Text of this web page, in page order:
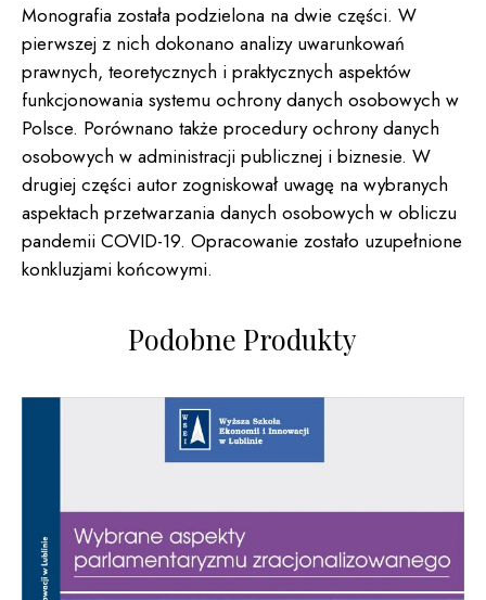
OBLICZU
PANDEMII
COVID-
19
(e-
book)
Monografia została podzielona na dwie części. W
pierwszej z nich dokonano analizy uwarunkowań
prawnych, teoretycznych i praktycznych aspektów
funkcjonowania systemu ochrony danych osobowych w
Polsce. Porównano także procedury ochrony danych
osobowych w administracji publicznej i biznesie. W
drugiej części autor zogniskował uwagę na wybranych
aspektach przetwarzania danych osobowych w obliczu
pandemii COVID-19. Opracowanie zostało uzupełnione
konkluzjami końcowymi.
Podobne Produkty